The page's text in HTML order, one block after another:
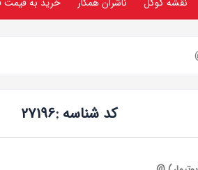
کد شناسه :27196